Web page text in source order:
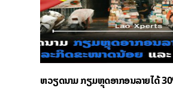
ຫວຽດນາມ ກຽມຫຼຸດອາກອນລາຍໄດ້